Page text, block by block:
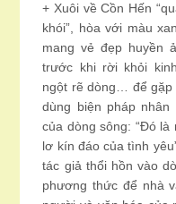
+ Xuôi về Cồn Hến
khói”, hòa với màu
mang vẻ đẹp huyền
trước khi rời khỏi
ngột rẽ dòng… để gặp
dùng biện pháp
của dòng sông: “Đó
lơ kín đáo của tình
tác giả thổi hồn vào
phương thức để nhà